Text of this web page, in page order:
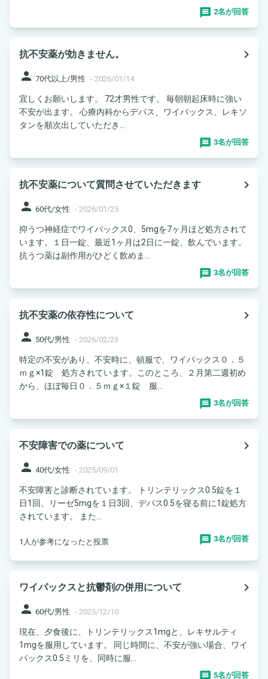
2名が回答
抗不安薬が効きません。
navigate_next
person 70代以上/男性 - 2026/01/14
宜しくお願いします。 72才男性です。 毎朝朝起床時に強い
不安が出ます。 心療内科からデパス、ワイパックス、レキソ
タンを順次出していただき...
3名が回答
抗不安薬について質問させていただきます
navigate_next
person 60代/女性 - 2026/01/25
抑うつ神経症でワイパックス0、5mgを7ヶ月ほど処方されて
います。１日一錠、最近1ヶ月は2日に一錠、飲んでいます。
抗うつ薬は副作用がひどく飲めま...
3名が回答
抗不安薬の依存性について
navigate_next
person 50代/男性 - 2026/02/23
特定の不安があり、不安時に、頓服で、ワイパックス０．５
ｍｇ×1錠 処方されています。このところ、２月第二週初め
から、ほぼ毎日０．５ｍｇ×１錠 服...
3名が回答
不安障害での薬について
navigate_next
person 40代/女性 - 2025/09/01
不安障害と診断されています。 トリンテリックス0.5錠を１
日1回、リーゼ5mgを１日3回、デパス0.5を寝る前に1錠処方
されています。 また...
1人が参考になったと投票 3名が回答
ワイパックスと抗鬱剤の併用について
navigate_next
person 60代/男性 - 2025/12/10
現在、夕食後に、トリンテリックス1mgと、レキサルティ
1mgを服用しています。 同じ時間に、不安が強い場合、ワイ
パックス0.5ミリを、同時に服...
5名が回答